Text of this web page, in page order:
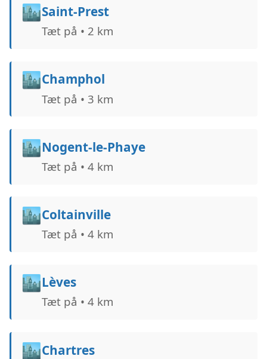
🏙️Saint-Prest
Tæt på • 2 km
🏙️Champhol
Tæt på • 3 km
🏙️Nogent-le-Phaye
Tæt på • 4 km
🏙️Coltainville
Tæt på • 4 km
🏙️Lèves
Tæt på • 4 km
🏙️Chartres